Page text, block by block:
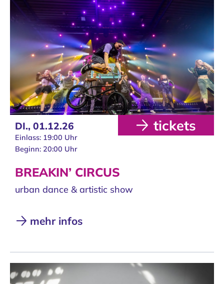
DI., 01.12.26
Einlass: 19:00 Uhr
Beginn: 20:00 Uhr
tickets
BREAKIN’ CIRCUS
urban dance & artistic show
mehr infos